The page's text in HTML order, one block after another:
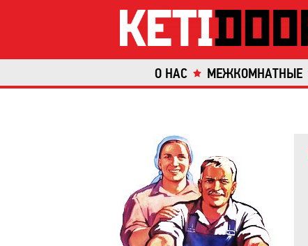
О НАС МЕЖКОМНАТНЫЕ